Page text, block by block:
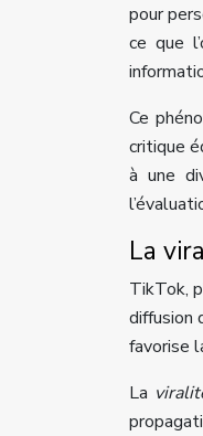
pour
ce que
Ce
critique
à une
La
TikTok,
diffusion
favorise
La